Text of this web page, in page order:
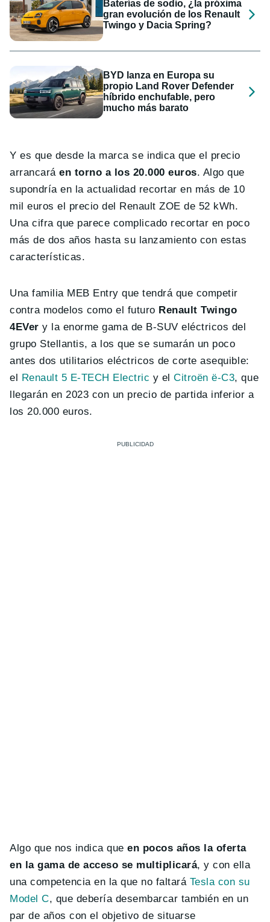
Baterías de sodio, ¿la próxima
gran evolución de los Renault
Twingo y Dacia Spring?
BYD lanza en Europa su
propio Land Rover Defender
híbrido enchufable, pero
mucho más barato
Y es que desde la marca se indica que el precio
arrancaráen torno a los 20.000 euros. Algo que
supondría en la actualidad recortar en más de 10
mil euros el precio del Renault ZOE de 52 kWh.
Una cifra que parece complicado recortar en poco
más de dos años hasta su lanzamiento con estas
características.
Una familia MEB Entry que tendrá que competir
contra modelos como el futuro Renault Twingo
4EVer y la enorme gama de B-SUV eléctricos del
grupo Stellantis, a los que se sumarán un poco
antes dos utilitarios eléctricos de corte asequible:
el Renault 5 E-TECH Electric y elCitroën ë-C3, que
llegarán en 2023 con un precio de partida inferior a
los 20.000 euros.
Algo que nos indica queen pocos años la oferta
en la gama de acceso se multiplicará, y con ella
una competencia en la que no faltaráTesla con su
Model C, que debería desembarcar también en un
par de años con el objetivo de situarse